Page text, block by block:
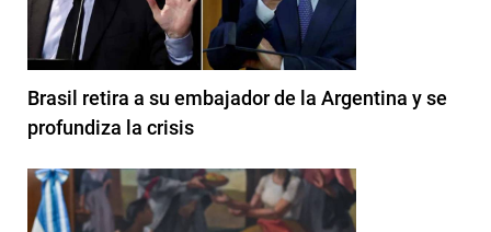
Brasil retira a su embajador de la Argentina y se
profundiza la crisis